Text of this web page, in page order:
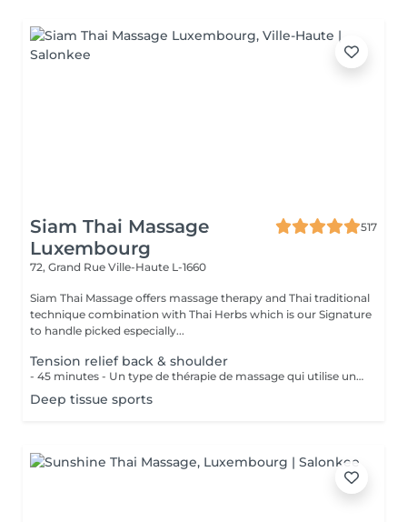
Siam Thai Massage
Luxembourg
517
72, Grand Rue Ville-Haute L-1660
Siam Thai Massage offers massage therapy and Thai traditional
technique combination with Thai Herbs which is our Signature
to handle picked especially...
Tension relief back & shoulder
- 45 minutes - Un type de thérapie de massage qui utilise une pression ferme et des mouvements lents pour atteindre les couches les plus profondes du muscle. Il est utilisé pour les douleurs musculaires, raideur de la nuque et du haut du dos, les lombalgies et les jambes et épaules endolories.
Deep tissue sports